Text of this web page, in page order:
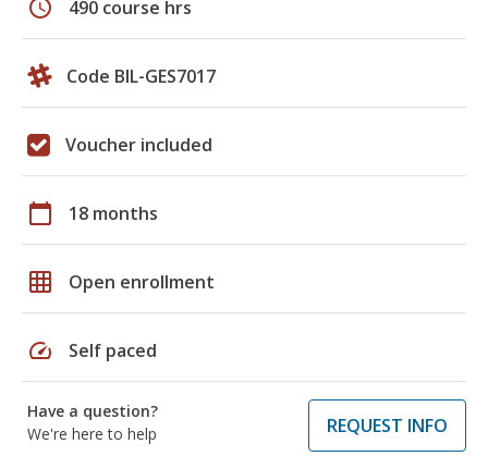
schedule 490 course hrs
Code BIL-GES7017
Voucher included
calendar_today 18 months
grid_on Open enrollment
speed Self paced
Have a question?
We're here to help
REQUEST INFO